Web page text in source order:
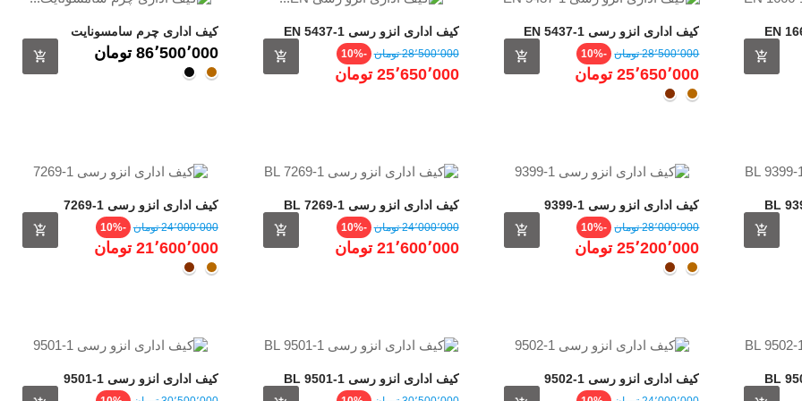
کیف اداری انزو رسی EN 5437-1
قیمت
عادی
28٬500٬000 ‎تومان -10%
25٬650٬000 ‎تومان
عسلیقهـوه
کیف اداری انزو رسی EN 5437-1
قیمت
عادی
28٬500٬000 ‎تومان -10%
25٬650٬000 ‎تومان
کیف اداری چرم سامسونایت
TOPLOADER
قیمت
86٬500٬000 ‎تومان
عسلیمشکــی
کیف اداری انزو رسی 1-9399
قیمت
عادی
28٬000٬000 ‎تومان -10%
25٬200٬000 ‎تومان
عسلیقهـوه
کیف اداری انزو رسی 1-7269 BL
قیمت
عادی
24٬000٬000 ‎تومان -10%
21٬600٬000 ‎تومان
کیف اداری انزو رسی 1-7269
قیمت
عادی
24٬000٬000 ‎تومان -10%
21٬600٬000 ‎تومان
عسلیقهـوه
کیف اداری انزو رسی 1-9502
قیمت
کیف اداری انزو رسی 1-9501 BL
قیمت
کیف اداری انزو رسی 1-9501
قیمت